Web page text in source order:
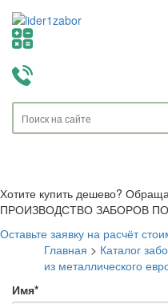
Хотите купить дешево?
ПРОИЗВОДСТВО ЗАБОРОВ
Оставьте заявку на расчёт
Главная > Каталог
из металлического
Имя*